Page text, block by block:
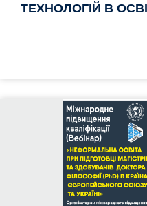
ТЕХНОЛОГІЙ В